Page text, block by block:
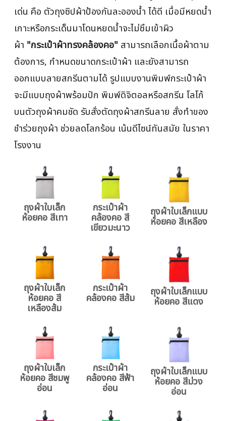
เด่น คือ ตัวถุงซิปผ้าป้องกันละอองน้ำ ได้ดี เมื่อมีหยดน้ำ
เกาะหรือกระเด็นมาโดนหยดน้ำจะไม่ซึมเข้าผิว
ผ้า "กระเป๋าผ้าทรงคล้องคอ" สามารถเลือกเนื้อผ้าตาม
ต้องการ, กำหนดขนาดกระเป๋าผ้า และยังสามารถ
ออกแบบลายสกรีนตามได้ รูปแบบงานพิมพ์กระเป๋าผ้า
จะมีแบบถุงผ้าพร้อมปัก พิมพ์ดิจิตอลหรือสกรีน โลโก้
บนตัวถุงผ้าคมชัด รับสั่งตัดถุงผ้าสกรีนลาย สั่งทำของ
ชำร่วยถุงผ้า ช่วยลดโลกร้อน เน้นดีไซน์ทันสมัย ในราคา
โรงงาน
ถุงผ้าใบเล็ก
ห้อยคอ สีเทา
กระเป๋าผ้า
คล้องคอ สี
เขียวมะนาว
ถุงผ้าใบเล็กแบบ
ห้อยคอ สีเหลือง
ถุงผ้าใบเล็ก
ห้อยคอ สี
เหลืองส้ม
กระเป๋าผ้า
คล้องคอ สีส้ม ถุงผ้าใบเล็กแบบ
ห้อยคอ สีแดง
ถุงผ้าใบเล็ก
ห้อยคอ สีชมพู
อ่อน
กระเป๋าผ้า
คล้องคอ สีฟ้า
อ่อน
ถุงผ้าใบเล็กแบบ
ห้อยคอ สีม่วง
อ่อน